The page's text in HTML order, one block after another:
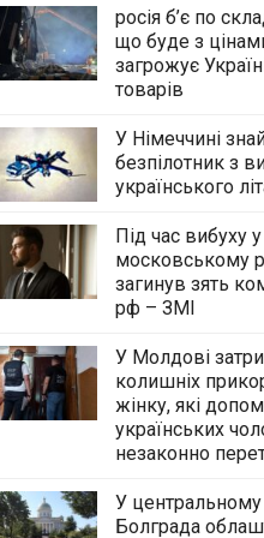
росія б’є по
що буде з
загрожує
товарів
У Німеччині
безпілотник з
українського
Під час вибуху у
московському
загинув зять
рф – ЗМІ
У Молдові
колишніх
жінку, які
українських
незаконно
У центральному
Болграда